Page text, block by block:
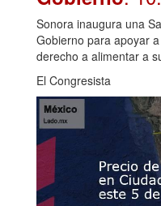
Sonora inaugura una
Gobierno para apoyar
derecho a alimentar a
El Congresista